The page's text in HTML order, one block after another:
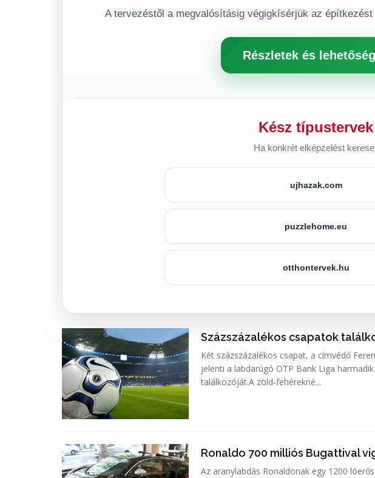
A tervezéstől a megvalósításig végigkísérjük az
Részletek és
Kész típustervek
Ha konkrét elképzelést
ujhazak.com
puzzlehome.eu
otthontervek.hu
Százszázalékos csapatok
Két százszázalékos csapat, a címvédő
jelenti a labdarúgó OTP Bank Liga
találkozóját.A zöld-fehérekné...
Ronaldo 700 milliós Bugattival
Az aranylabdás Ronaldonak egy 1200